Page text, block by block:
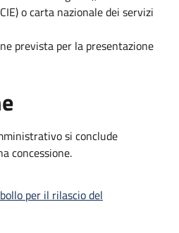
o carta nazionale dei servizi
prevista per la presentazione
si conclude
concessione.
per il rilascio del